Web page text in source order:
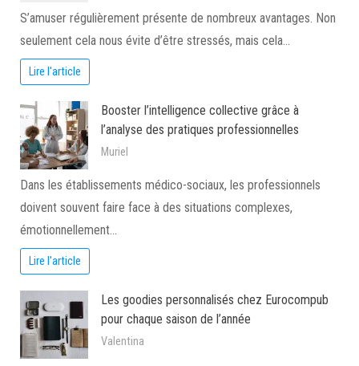
S’amuser régulièrement présente de nombreux avantages. Non
seulement cela nous évite d’être stressés, mais cela…
Lire l'article
Booster l’intelligence collective grâce à
l’analyse des pratiques professionnelles
Muriel
Dans les établissements médico-sociaux, les professionnels
doivent souvent faire face à des situations complexes,
émotionnellement…
Lire l'article
Les goodies personnalisés chez Eurocompub
pour chaque saison de l’année
Valentina